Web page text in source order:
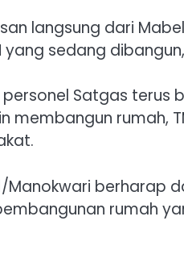
langsung dari
yang sedang
Satgas terus
membangun rumah,
Manokwari berharap
rumah